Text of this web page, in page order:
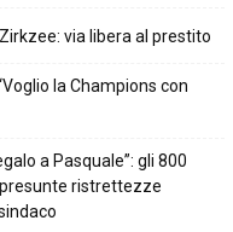
via libera al prestito
la Champions con
a Pasquale”: gli 800
ristrettezze